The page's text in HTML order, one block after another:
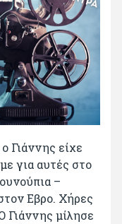
Γιάννης είχε
για αυτές στο
–
Εβρο. Χήρες
Γιάννης μίλησε